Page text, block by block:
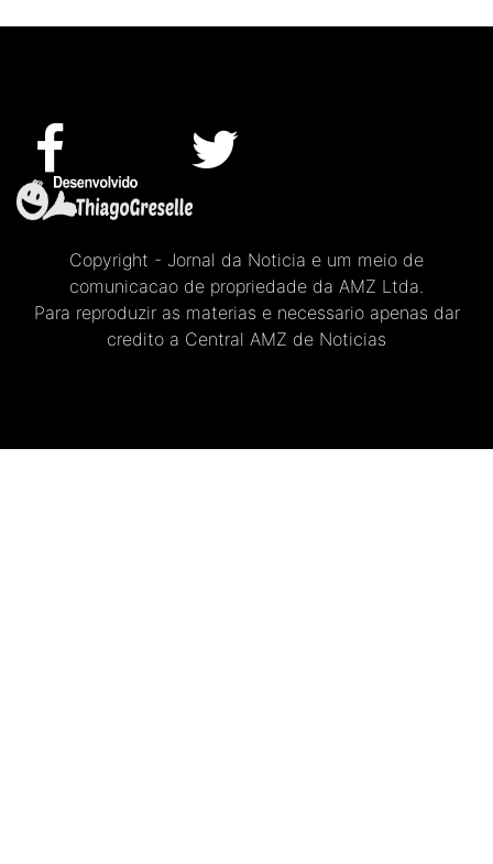
Copyright - Jornal da Noticia e um meio de
comunicacao de propriedade da AMZ Ltda.
Para reproduzir as materias e necessario apenas dar
credito a Central AMZ de Noticias